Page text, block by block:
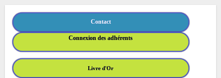
Contact
Connexion des adhérents
Livre d'Or